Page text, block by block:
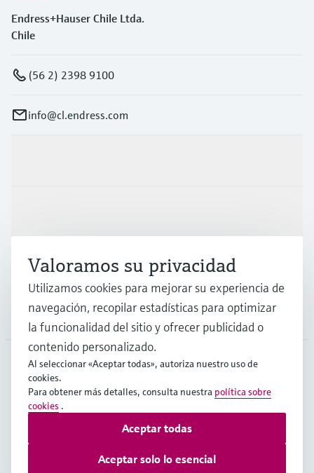
Endress+Hauser Chile Ltda.
Chile
(56 2) 2398 9100
info@cl.endress.com
Soporte
Compañía
CHL
Copyright © Endress+Hauser Group Services AG
Protección de datos
Términos y Condiciones Generales
Valoramos su privacidad
Utilizamos cookies para mejorar su experiencia de
navegación, recopilar estadísticas para optimizar
la funcionalidad del sitio y ofrecer publicidad o
contenido personalizado.
Al seleccionar «Aceptar todas», autoriza nuestro uso de
cookies.
Para obtener más detalles, consulta nuestra política sobre
cookies .
Aceptar solo lo esencial
Aceptar todas